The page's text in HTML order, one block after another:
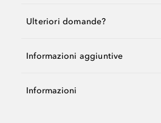
Ulteriori domande?
Informazioni aggiuntive
Informazioni